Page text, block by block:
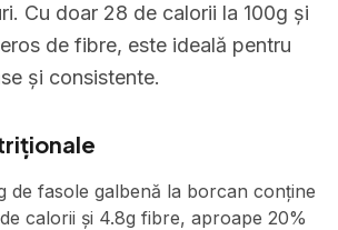
Cu doar 28 de calorii la 100g și
de fibre, este ideală pentru
și consistente.
de fasole galbenă la borcan conține
calorii și 4.8g fibre, aproape 20%